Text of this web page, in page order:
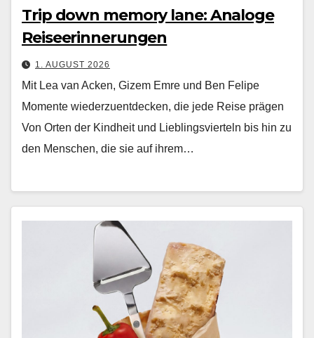
Trip down memory lane: Analoge
Reiseerinnerungen
1. AUGUST 2026
Mit Lea van Acken, Gizem Emre und Ben Felipe
Momente wiederzuentdecken, die jede Reise prägen
Von Orten der Kind­heit und Lieblingsvierteln bis hin zu
den Men­schen, die sie auf ihrem…